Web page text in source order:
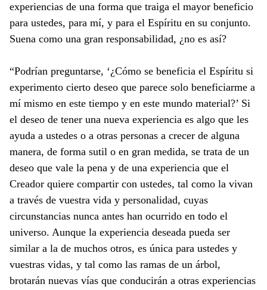
experiencias de una forma que traiga el mayor beneficio
para ustedes, para mí, y para el Espíritu en su conjunto.
Suena como una gran responsabilidad, ¿no es así?
“Podrían preguntarse, ‘¿Cómo se beneficia el Espíritu si
experimento cierto deseo que parece solo beneficiarme a
mí mismo en este tiempo y en este mundo material?’ Si
el deseo de tener una nueva experiencia es algo que les
ayuda a ustedes o a otras personas a crecer de alguna
manera, de forma sutil o en gran medida, se trata de un
deseo que vale la pena y de una experiencia que el
Creador quiere compartir con ustedes, tal como la vivan
a través de vuestra vida y personalidad, cuyas
circunstancias nunca antes han ocurrido en todo el
universo. Aunque la experiencia deseada pueda ser
similar a la de muchos otros, es única para ustedes y
vuestras vidas, y tal como las ramas de un árbol,
brotarán nuevas vías que conducirán a otras experiencias